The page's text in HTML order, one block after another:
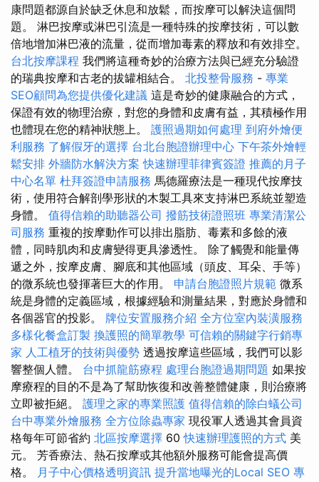
康問題都源自於缺乏休息和放鬆，而按摩可以解決這個問
題。 淋巴按摩或淋巴引流是一種特殊的按摩技術，可以數
倍地增加淋巴液的流量，從而增加毒素的釋放和有效排空。
台北按摩課程 我們將這種奇妙的治療方法與已經充分驗證
的瑞典按摩和古老的拔罐相結合。 北投整骨服務 - 專業
SEO顧問為您提供優化建議 這是奇妙的健康融合的方式，
保證有效的物理治療，對您的身體和皮膚有益，其積極作用
也體現在您的精神狀態上。 護照過期如何處理 到府外燴便
利服務 了解假牙的選擇 台北台胞證辦理中心 下午茶外燴輕
鬆安排 外牆防水解決方案 快速辦理菲律賓簽證 推薦的月子
中心名單 杜拜簽證申請服務 馬德羅療法是一種現代按摩技
術，使用符合解剖學形狀的木製工具來支持淋巴系統並塑造
身體。 值得信賴的助聽器公司 撥筋技術證照班 專業清潔公
司服務 重複的按摩動作可以排出脂肪、毒素和多餘的液
體，同時肌肉和皮膚變得更具滲透性。 除了觸覺和能量傳
遞之外，按摩皮膚、腳底和其他區域（頭皮、耳朵、手等）
的微系統也發揮著巨大的作用。 申請台胞證照片規範 微系
統是身體的定義區域，根據經驗和測量結果，對應於身體和
各個器官的投影。 牌位安置服務介紹 全方位室內裝潢服務
多樣化餐盒訂製 換護照的簡單教學 可信賴的關鍵字行銷專
家 人工植牙的技術與優勢 透過按摩這些區域，我們可以影
響整個人體。 台中抓龍筋療程 處理台胞證過期問題 如果按
摩療程的目的不是為了幫助恢復和改善整體健康，則治療將
立即被拒絕。 護理之家的專業照護 值得信賴的除白蟻公司
台中專業外燴服務 全方位除蟲專家 現役軍人透過其會員資
格每年可節省約 北區按摩選擇 60快速辦理護照的方式 美
元。 芳香療法、熱石按摩或其他額外服務可能會提高價
格。 月子中心價格透明資訊 提升當地曝光的Local SEO 專